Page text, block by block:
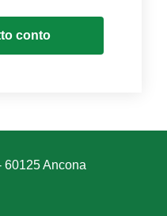
conto
60125 Ancona